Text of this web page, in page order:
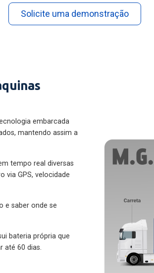
Solicite uma demonstração
embarcada
mantendo assim a
tempo real diversas
GPS, velocidade
saber onde se
bateria própria que
60 dias.